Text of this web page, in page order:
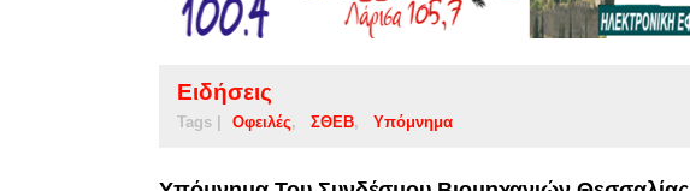
Ειδήσεις
Tags | Οφειλές ΣΘΕΒ Υπόμνημα